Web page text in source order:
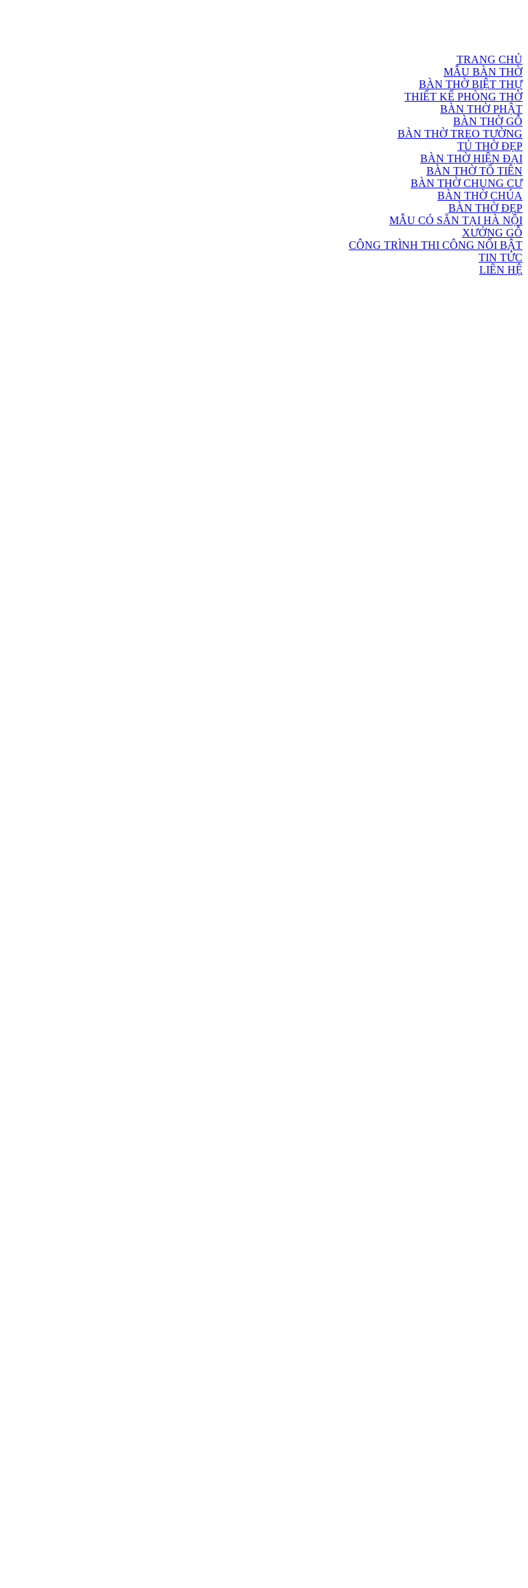
TRANG CHỦ
MẪU BÀN THỜ
BÀN THỜ BIỆT THỰ
THIẾT KẾ PHÒNG THỜ
BÀN THỜ PHẬT
BÀN THỜ GỖ
BÀN THỜ TREO TƯỜNG
TỦ THỜ ĐẸP
BÀN THỜ HIỆN ĐẠI
BÀN THỜ TỔ TIÊN
BÀN THỜ CHUNG CƯ
BÀN THỜ CHÚA
BÀN THỜ ĐẸP
MẪU CÓ SẴN TẠI HÀ NỘI
XƯỞNG GỖ
CÔNG TRÌNH THI CÔNG NỔI BẬT
TIN TỨC
LIÊN HỆ